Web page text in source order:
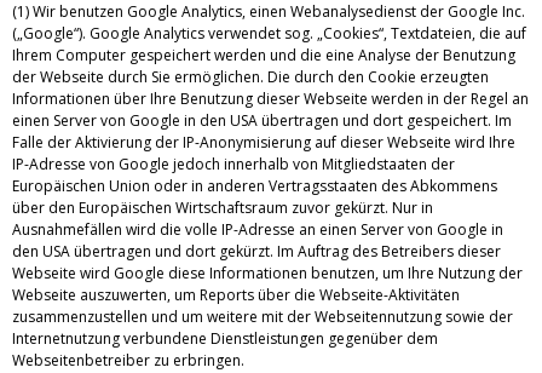
(1) Wir benutzen Google Analytics, einen Webanalysedienst der Google Inc.
(„Google“). Google Analytics verwendet sog. „Cookies“, Textdateien, die auf
Ihrem Computer gespeichert werden und die eine Analyse der Benutzung
der Webseite durch Sie ermöglichen. Die durch den Cookie erzeugten
Informationen über Ihre Benutzung dieser Webseite werden in der Regel an
einen Server von Google in den USA übertragen und dort gespeichert. Im
Falle der Aktivierung der IP-Anonymisierung auf dieser Webseite wird Ihre
IP-Adresse von Google jedoch innerhalb von Mitgliedstaaten der
Europäischen Union oder in anderen Vertragsstaaten des Abkommens
über den Europäischen Wirtschaftsraum zuvor gekürzt. Nur in
Ausnahmefällen wird die volle IP-Adresse an einen Server von Google in
den USA übertragen und dort gekürzt. Im Auftrag des Betreibers dieser
Webseite wird Google diese Informationen benutzen, um Ihre Nutzung der
Webseite auszuwerten, um Reports über die Webseite-Aktivitäten
zusammenzustellen und um weitere mit der Webseitennutzung sowie der
Internetnutzung verbundene Dienstleistungen gegenüber dem
Webseitenbetreiber zu erbringen.